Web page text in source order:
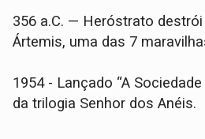
356 a.C. — Heróstrato
Ártemis, uma das 7
1954 - Lançado “A
da trilogia Senhor dos Anéis.